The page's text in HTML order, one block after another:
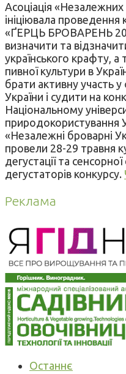
Асоціація «Незалежних
ініціювала
«ҐЕРЦЬ БРОВАРЕНЬ
визначити та
українського крафту,
пивної культури в
брати активну участь
України і судити на
Національному
природокористування
«Незалежні броварні
провели 28-29 травня
дегустації та
дегустаторів конкурсу.
Реклама
Останнє